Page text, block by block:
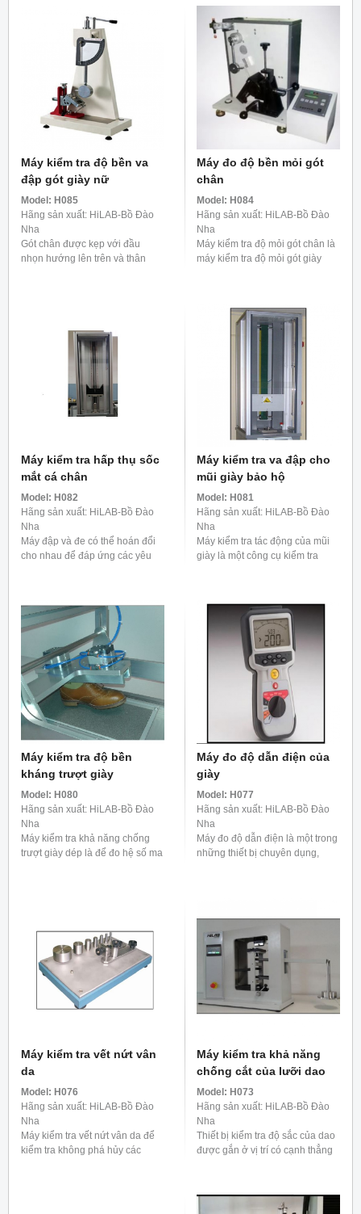
Máy kiểm tra độ bền va
đập gót giày nữ
Model: H085
Hãng sản xuất: HiLAB-Bồ Đào
Nha
Gót chân được kẹp với đầu
nhọn hướng lên trên và thân
Máy đo độ bền mỏi gót
chân
Model: H084
Hãng sản xuất: HiLAB-Bồ Đào
Nha
Máy kiểm tra độ mỏi gót chân là
máy kiểm tra độ mỏi gót giày
Máy kiểm tra hấp thụ sốc
mắt cá chân
Model: H082
Hãng sản xuất: HiLAB-Bồ Đào
Nha
Máy đập và đe có thể hoán đổi
cho nhau để đáp ứng các yêu
Máy kiểm tra va đập cho
mũi giày bảo hộ
Model: H081
Hãng sản xuất: HiLAB-Bồ Đào
Nha
Máy kiểm tra tác động của mũi
giày là một công cụ kiểm tra
Máy kiểm tra độ bền
kháng trượt giày
Model: H080
Hãng sản xuất: HiLAB-Bồ Đào
Nha
Máy kiểm tra khả năng chống
trượt giày dép là để đo hệ số ma
Máy đo độ dẫn điện của
giày
Model: H077
Hãng sản xuất: HiLAB-Bồ Đào
Nha
Máy đo độ dẫn điện là một trong
những thiết bị chuyên dụng,
Máy kiểm tra vết nứt vân
da
Model: H076
Hãng sản xuất: HiLAB-Bồ Đào
Nha
Máy kiểm tra vết nứt vân da để
kiểm tra không phá hủy các
Máy kiểm tra khả năng
chống cắt của lưỡi dao
Model: H073
Hãng sản xuất: HiLAB-Bồ Đào
Nha
Thiết bị kiểm tra độ sắc của dao
được gắn ở vị trí có cạnh thẳng
bao gồm) ...